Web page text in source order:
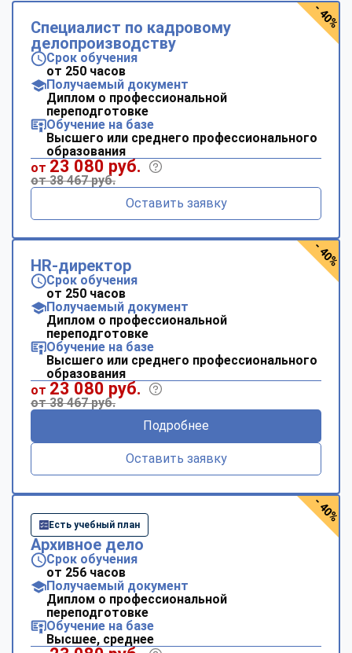
Специалист по кадровому
делопроизводству
Срок обучения
от 250 часов
Получаемый документ
Диплом о профессиональной
переподготовке
Обучение на базе
Высшего или среднего профессионального
образования
от 23 080 руб.
от 38 467 руб.
Оставить заявку
- 40%
HR-директор
Срок обучения
от 250 часов
Получаемый документ
Диплом о профессиональной
переподготовке
Обучение на базе
Высшего или среднего профессионального
образования
от 23 080 руб.
от 38 467 руб.
Подробнее
Оставить заявку
- 40%
Есть учебный план
Архивное дело
Срок обучения
от 256 часов
Получаемый документ
Диплом о профессиональной
переподготовке
Обучение на базе
Высшее, среднее
- 40%